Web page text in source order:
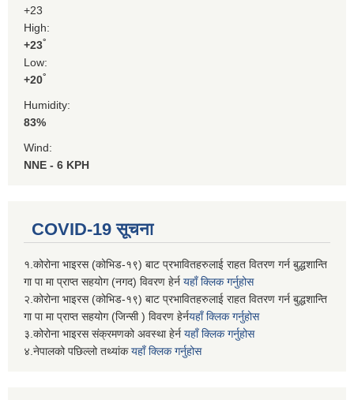
+23
High:
+23°
Low:
+20°
Humidity:
83%
Wind:
NNE - 6 KPH
COVID-19 सूचना
१.कोरोना भाइरस (कोभिड-१९) बाट प्रभावितहरुलाई राहत वितरण गर्न बुद्धशान्ति
गा पा मा प्राप्त सहयोग (नगद) विवरण हेर्न यहाँ क्लिक गर्नुहोस
२.कोरोना भाइरस (कोभिड-१९) बाट प्रभावितहरुलाई राहत वितरण गर्न बुद्धशान्ति
गा पा मा प्राप्त सहयोग (जिन्सी ) विवरण हेर्नयहाँ क्लिक गर्नुहोस
३.कोरोना भाइरस संक्रमणको अवस्था हेर्न यहाँ क्लिक गर्नुहोस
४.नेपालको पछिल्लो तथ्यांकयहाँ क्लिक गर्नुहोस